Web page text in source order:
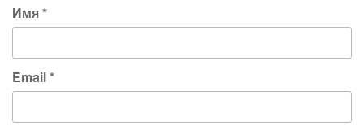
Имя*
Email*